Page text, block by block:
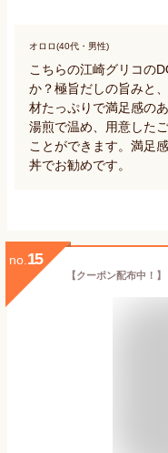
オロロ(40代・男性)
こちらの江崎グリコの
か？極旨だしの旨みと
材たっぷりで満足感の
湯煎で温め、用意した
ことができます。満足
丼でお勧めです。
no. 15